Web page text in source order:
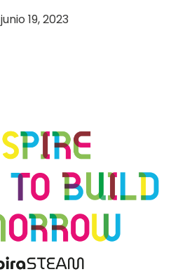
junio 19, 2023